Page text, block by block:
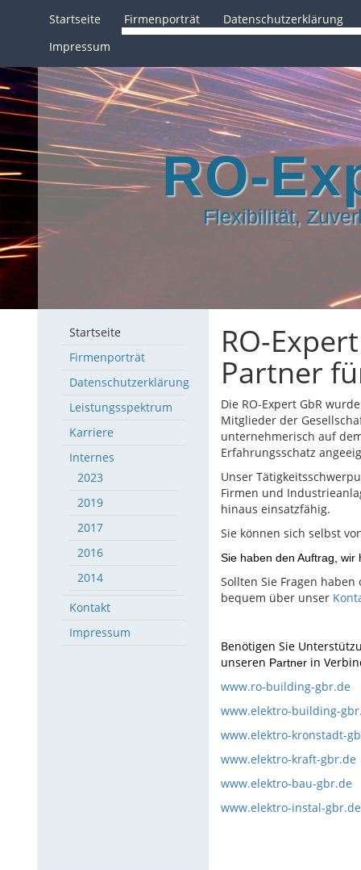
Startseite Firmenporträt
Datenschutzerklärung
Impressum
RO-
Flexibilität,
Startseite
Firmenporträt
Datenschutzerklärung
Leistungsspektrum
Karriere
Internes
2023
2019
2017
2016
2014
Kontakt
Impressum
RO-
Partner
Die RO-Expert GbR
Mitglieder der
unternehmerisch auf
Erfahrungsschatz
Unser
Firmen und
hinaus einsatzfähig.
Sie können sich selbst
Sie haben den Auftrag,
Sollten Sie Fragen
bequem über unser
Benötigen Sie
unseren Partnerin
www.ro-building-gbr.de
www.elektro-building-
www.elektro-kronstadt-
www.elektro-kraft-gbr.de
www.elektro-bau-gbr.de
www.elektro-instal-gbr.de